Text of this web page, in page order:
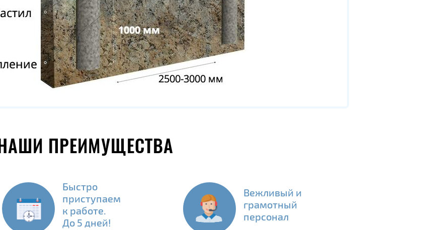
НАШИ ПРЕИМУЩЕСТВА
Быстро
приступаем
к работе.
До 5 дней!
Вежливый и
грамотный
персонал